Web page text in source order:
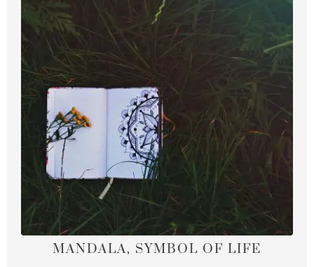
MANDALA, SYMBOL OF LIFE